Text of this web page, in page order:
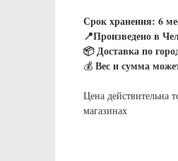
Срок хранения: 6
📍Произведено в
📦 Доставка по
💰 Вес и сумма
Цена действительна
магазинах